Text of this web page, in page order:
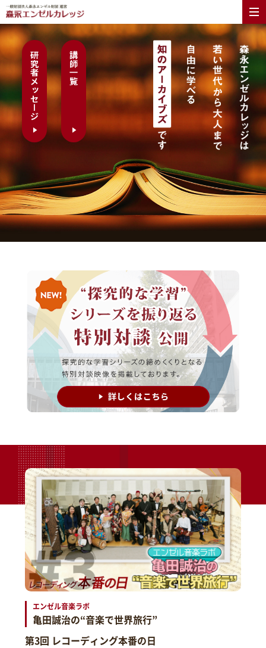
エンゼル音楽ラボ
亀田誠治の“音楽で世界旅行”
第3回 レコーディング本番の日